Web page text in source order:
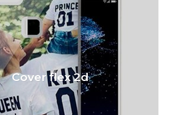
Cover flex 2d